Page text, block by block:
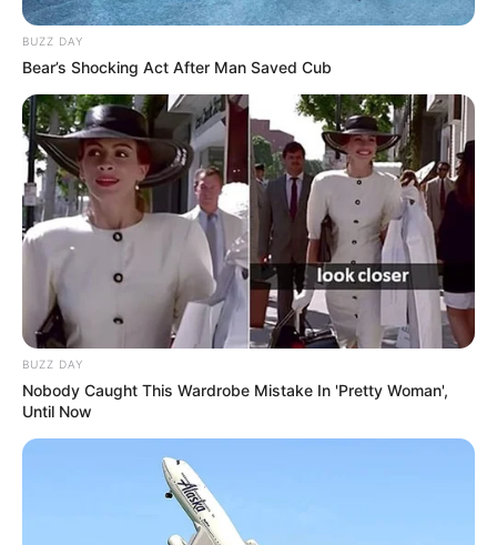
BUZZ DAY
Bear’s Shocking Act After Man Saved Cub
BUZZ DAY
Nobody Caught This Wardrobe Mistake In 'Pretty Woman',
Until Now